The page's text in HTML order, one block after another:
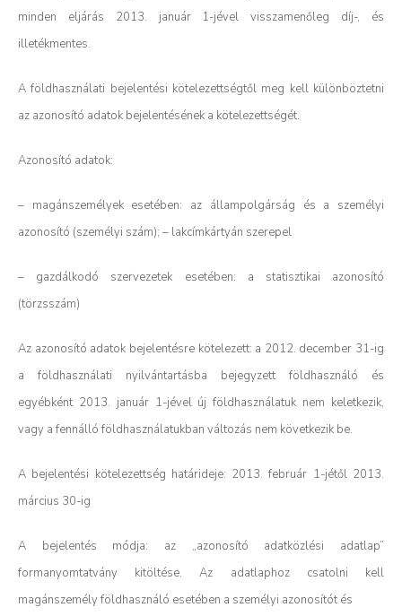
minden eljárás 2013. január 1-jével visszamenőleg díj-, és
illetékmentes.
A földhasználati bejelentési kötelezettségtől meg kell különböztetni
az azonosító adatok bejelentésének a kötelezettségét.
Azonosító adatok:
– magánszemélyek esetében: az állampolgárság és a személyi
azonosító (személyi szám); – lakcímkártyán szerepel
– gazdálkodó szervezetek esetében: a statisztikai azonosító
(törzsszám)
Az azonosító adatok bejelentésre kötelezett: a 2012. december 31-ig
a földhasználati nyilvántartásba bejegyzett földhasználó és
egyébként 2013. január 1-jével új földhasználatuk nem keletkezik,
vagy a fennálló földhasználatukban változás nem következik be.
A bejelentési kötelezettség határideje: 2013. február 1-jétől 2013.
március 30-ig
A bejelentés módja: az „azonosító adatközlési adatlap”
formanyomtatvány kitöltése. Az adatlaphoz csatolni kell
magánszemély földhasználó esetében a személyi azonosítót és